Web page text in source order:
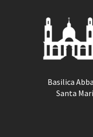
Basilica
Santa